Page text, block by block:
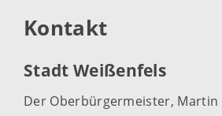
Kontakt
Stadt Weißenfels
Der Oberbürgermeister, Martin